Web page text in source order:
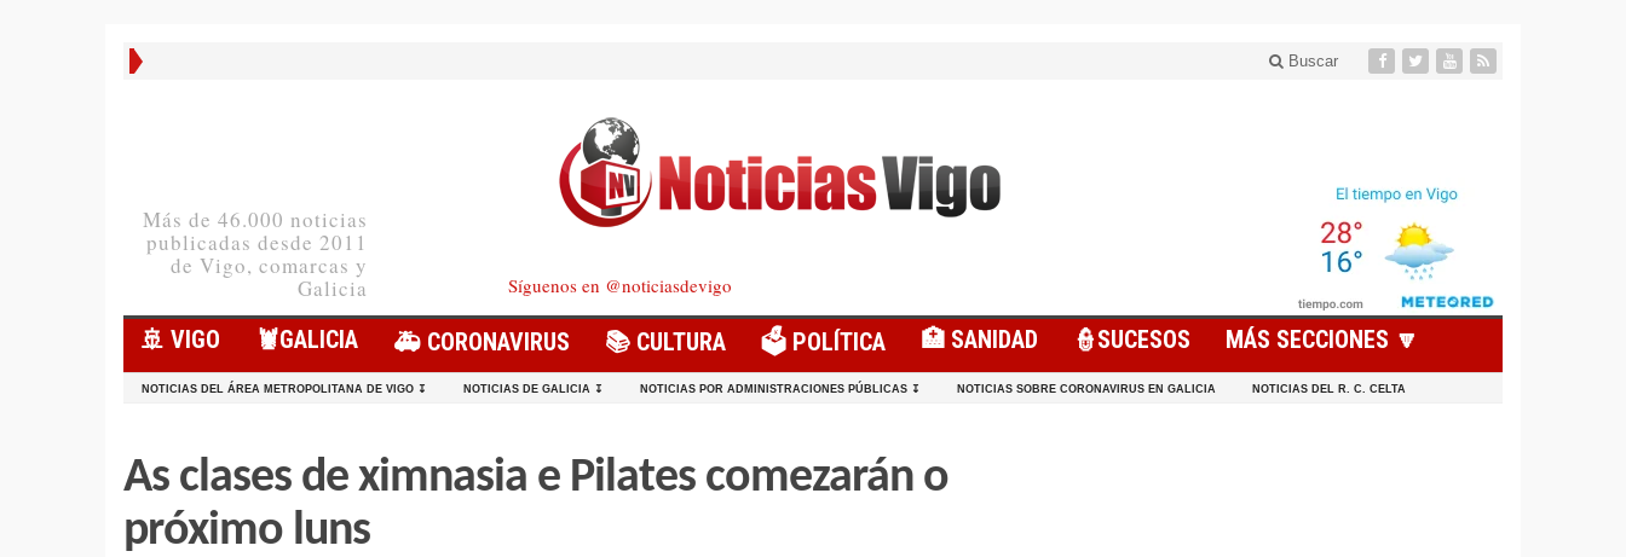
Buscar
Más de 46.000 noticias
publicadas desde 2011
de Vigo, comarcas y
Galicia
Síguenos en @noticiasdevigo
🚢 VIGO 🦞️GALICIA 🚑 CORONAVIRUS 📚 CULTURA 🗳️ POLÍTICA 🏥 SANIDAD 👮SUCESOS MÁS SECCIONES 🔽
NOTICIAS DEL ÁREA METROPOLITANA DE VIGO ↧ NOTICIAS DE GALICIA ↧ NOTICIAS POR ADMINISTRACIONES PÚBLICAS ↧ NOTICIAS SOBRE CORONAVIRUS EN GALICIA NOTICIAS DEL R. C. CELTA
As clases de ximnasia e Pilates comezarán o
próximo luns